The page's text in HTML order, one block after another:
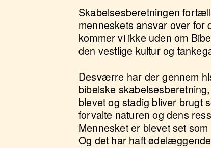
Skabelsesberetningen
menneskets ansvar over for
kommer vi ikke uden om
den vestlige kultur og
Desværre har der gennem
bibelske
blevet og stadig bliver brugt
forvalte naturen og dens
Mennesket er blevet set
Og det har haft